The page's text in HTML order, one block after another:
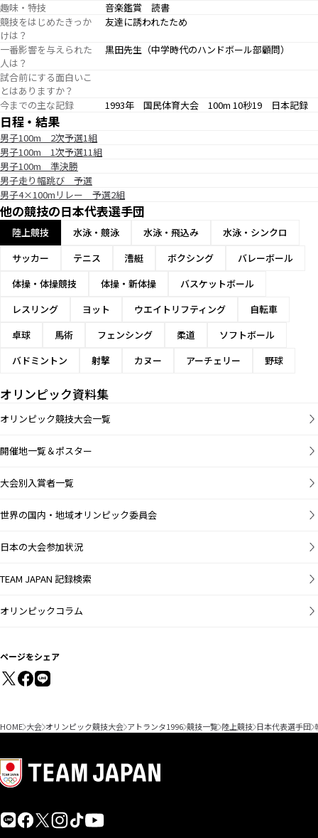
趣味・特技
音楽鑑賞 読書
競技をはじめたきっか
けは？
友達に誘われたため
一番影響を与えられた
人は？
黒田先生（中学時代のハンドボール部顧問）
試合前にする面白いこ
とはありますか？
今までの主な記録
1993年 国民体育大会 100m 10秒19 日本記録
日程・結果
男子100m 2次予選1組
男子100m 1次予選11組
男子100m 準決勝
男子走り幅跳び 予選
男子4×100mリレー 予選2組
他の競技の日本代表選手団
陸上競技 水泳・競泳 水泳・飛込み
水泳・シンクロ
サッカー
テニス 漕艇 ボクシング
バレーボール
体操・体操競技
体操・新体操
バスケットボール
レスリング
ヨット ウエイトリフティング
自転車
卓球
馬術 フェンシング 柔道
ソフトボール
バドミントン
射撃 カヌー アーチェリー 野球
オリンピック資料集
オリンピック競技大会一覧
開催地一覧＆ポスター
大会別入賞者一覧
世界の国内・地域オリンピック委員会
日本の大会参加状況
TEAM JAPAN 記録検索
オリンピックコラム
ページをシェア
HOME 大会 オリンピック競技大会 アトランタ1996 競技一覧 陸上競技 日本代表選手団